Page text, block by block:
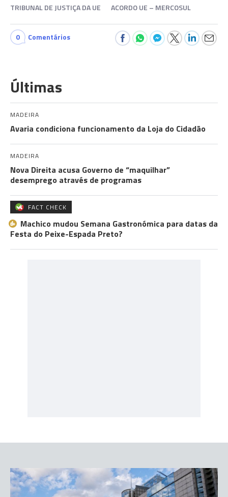
TRIBUNAL DE JUSTIÇA DA UE ACORDO UE – MERCOSUL
0 Comentários
Últimas
MADEIRA
Avaria condiciona funcionamento da Loja do Cidadão
MADEIRA
Nova Direita acusa Governo de “maquilhar”
desemprego através de programas
FACT CHECK
Machico mudou Semana Gastronómica para datas da
Festa do Peixe-Espada Preto?